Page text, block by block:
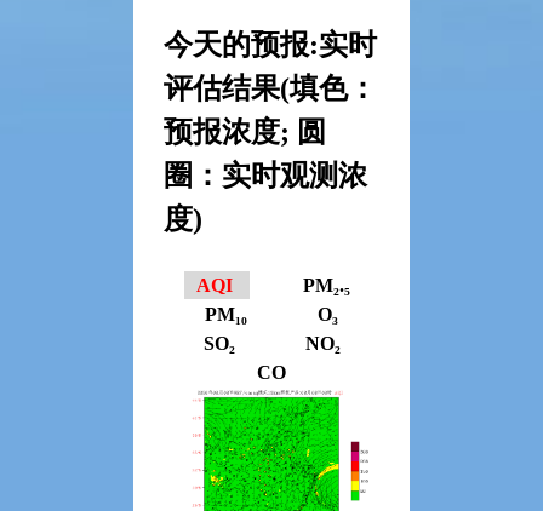
今天的预报:实时
评估结果(填色：
预报浓度; 圆
圈：实时观测浓
度)
AQI
PM₂.₅
PM₁₀
O₃
SO₂
NO₂
CO